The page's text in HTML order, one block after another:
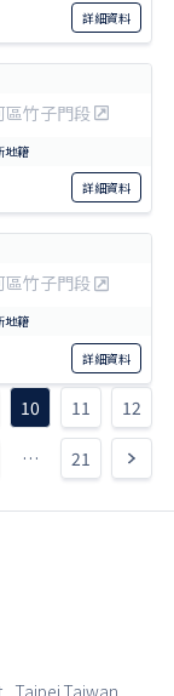
詳細資料
區竹子門段
詳細資料
區竹子門段
詳細資料
10 11 12
… 21
Taipei,Taiwan,